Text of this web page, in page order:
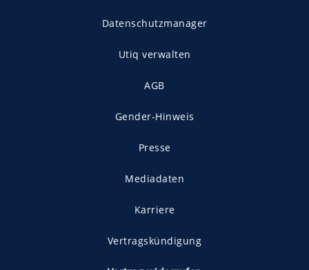
Datenschutzmanager
Utiq verwalten
AGB
Gender-Hinweis
Presse
Mediadaten
Karriere
Vertragskündigung